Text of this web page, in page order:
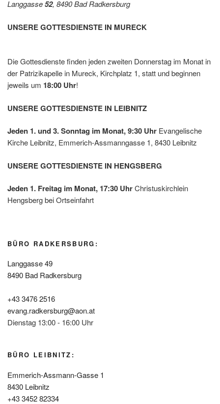
Langgasse52, 8490 Bad Radkersburg
UNSERE GOTTESDIENSTE IN MURECK
Die Gottesdienste finden jeden zweiten Donnerstag im Monat in
der Patrizikapelle in Mureck, Kirchplatz 1, statt und beginnen
jeweils um 18:00 Uhr!
UNSERE GOTTESDIENSTE IN LEIBNITZ
Jeden 1. und 3. Sonntag im Monat, 9:30 Uhr Evangelische
Kirche Leibnitz, Emmerich-Assmanngasse 1, 8430 Leibnitz
UNSERE GOTTESDIENSTE IN HENGSBERG
Jeden 1. Freitag im Monat, 17:30 UhrChristuskirchlein
Hengsberg bei Ortseinfahrt
BÜRO RADKERSBURG:
Langgasse 49
8490 Bad Radkersburg
+43 3476 2516
evang.radkersburg@aon.at
Dienstag 13:00 - 16:00 Uhr
BÜRO LEIBNITZ:
Emmerich-Assmann-Gasse 1
8430 Leibnitz
+43 3452 82334